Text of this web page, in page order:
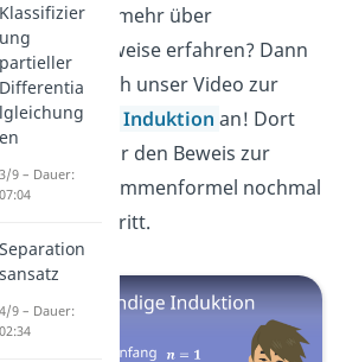
Du willst jetzt mehr über
Induktionsbeweise erfahren? Dann
schau dir gleich unser Video zur
Vollständigen Induktion an! Dort
erklären wir dir den Beweis zur
Gaußschen Summenformel nochmal
Schritt für Schritt.
Klassifizier
ung
partieller
Differentia
lgleichung
en
3/9 – Dauer:
07:04
Separation
sansatz
4/9 – Dauer:
02:34